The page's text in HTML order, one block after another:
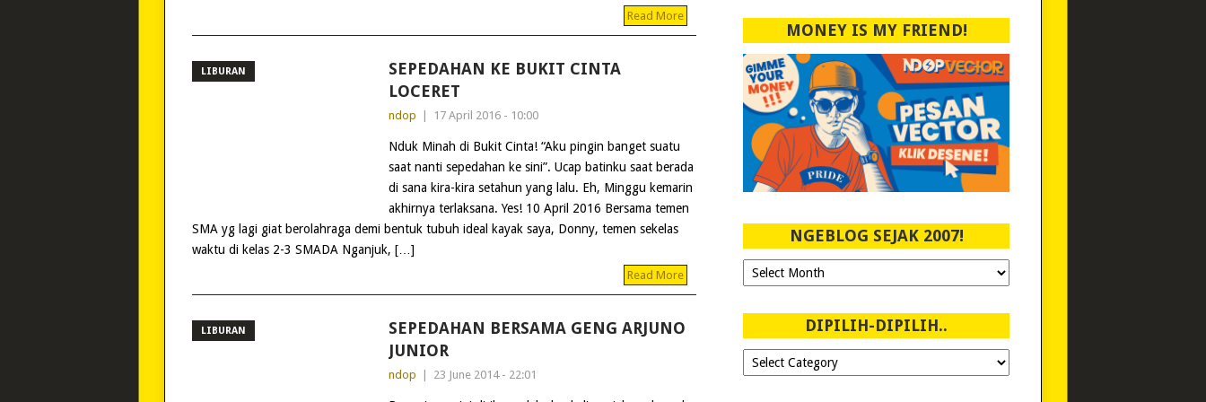
Read More
LIBURAN
SEPEDAHAN KE BUKIT CINTA
LOCERET
ndop 17 April 2016 - 10:00
Nduk Minah di Bukit Cinta! “Aku pingin banget suatu
saat nanti sepedahan ke sini”. Ucap batinku saat berada
di sana kira-kira setahun yang lalu. Eh, Minggu kemarin
akhirnya terlaksana. Yes! 10 April 2016 Bersama temen
SMA yg lagi giat berolahraga demi bentuk tubuh ideal kayak saya, Donny, temen sekelas
waktu di kelas 2-3 SMADA Nganjuk, […]
Read More
LIBURAN
SEPEDAHAN BERSAMA GENG ARJUNO
JUNIOR
ndop 23 June 2014 - 22:01
MONEY IS MY FRIEND!
NGEBLOG SEJAK 2007!
Ngeblog
Sejak
DIPILIH-DIPILIH..
Dipilih-
dipilih..